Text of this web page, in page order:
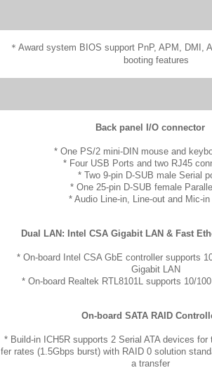
＊Award system BIOS support PnP, APM, DMI,
booting features
Back panel I/O connector
* One PS/2 mini-DIN mouse and
* Four USB Ports and two RJ45
* Two 9-pin D-SUB male Serial
* One 25-pin D-SUB female
* Audio Line-in, Line-out and Mic-
Dual LAN: Intel CSA Gigabit LAN & Fast
* On-board Intel CSA GbE controller supports
Gigabit LAN
* On-board Realtek RTL8101L supports 10/
On-board SATA RAID
* Build-in ICH5R supports 2 Serial ATA devices
fer rates (1.5Gbps burst) with RAID 0 solution
a transfer